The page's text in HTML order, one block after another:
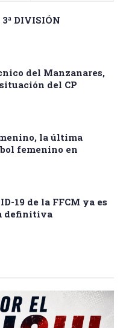
DIVISIÓN
del Manzanares,
del CP
la última
femenino en
19 de la FFCM ya es
definitiva